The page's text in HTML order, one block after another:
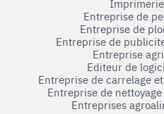
Entreprise de
Entreprise de
Entreprise de
Entreprise
Editeur de
Entreprise de carrelage
Entreprise de
Entreprises